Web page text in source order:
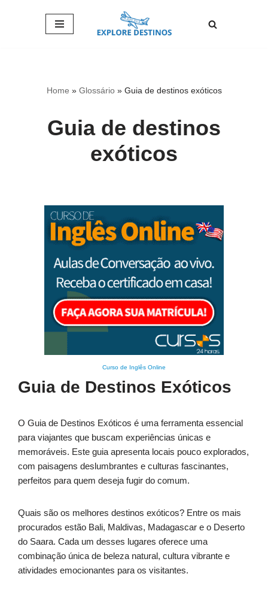
Home » Glossário» Guia de destinos exóticos
Guia de destinos
exóticos
Curso de Inglês Online
Guia de Destinos Exóticos
O Guia de Destinos Exóticos é uma ferramenta essencial
para viajantes que buscam experiências únicas e
memoráveis. Este guia apresenta locais pouco explorados,
com paisagens deslumbrantes e culturas fascinantes,
perfeitos para quem deseja fugir do comum.
Quais são os melhores destinos exóticos? Entre os mais
procurados estão Bali, Maldivas, Madagascar e o Deserto
do Saara. Cada um desses lugares oferece uma
combinação única de beleza natural, cultura vibrante e
atividades emocionantes para os visitantes.